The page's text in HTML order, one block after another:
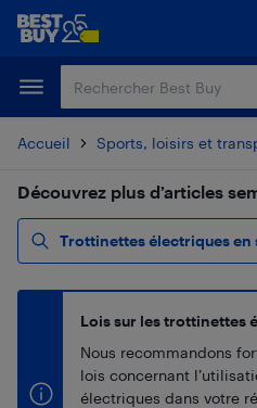
Passer
principal
Passer
Accueil Sports, loisirs et
Découvrez plus d’articles
Trottinettes électriques en
Lois sur les trottinettes
Nous recommandons
lois concernant
électriques dans votre